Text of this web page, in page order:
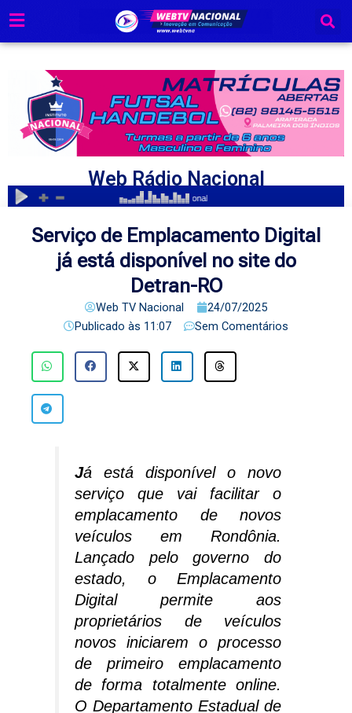
para
o
Web Rádio Nacional
Serviço de Emplacamento Digital
já está disponível no site do
Detran-RO
Web TV Nacional
24/07/2025
Publicado às 11:07 Sem Comentários
Já está disponível o novo
serviço que vai facilitar o
emplacamento de novos
veículos em Rondônia.
Lançado pelo governo do
estado, o Emplacamento
Digital permite aos
proprietários de veículos
novos iniciarem o processo
de primeiro emplacamento
de forma totalmente online.
O Departamento Estadual de